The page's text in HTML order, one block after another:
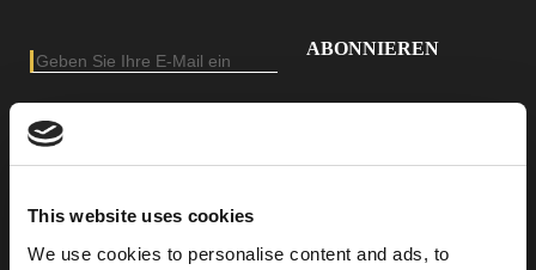
This website uses cookies
We use cookies to personalise content and ads, to
AUF DER SUCHE NACH
PRODUKTEN